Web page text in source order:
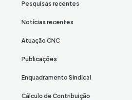
Pesquisas recentes
Notícias recentes
Atuação CNC
Publicações
Enquadramento Sindical
Cálculo de Contribuição